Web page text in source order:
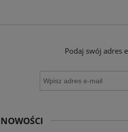
Podaj swój adres
NOWOŚCI